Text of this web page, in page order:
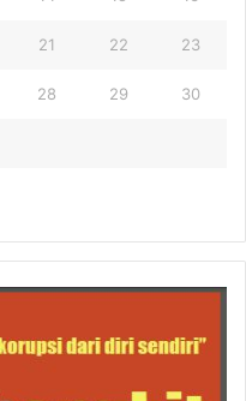
21 22 23
28 29 30